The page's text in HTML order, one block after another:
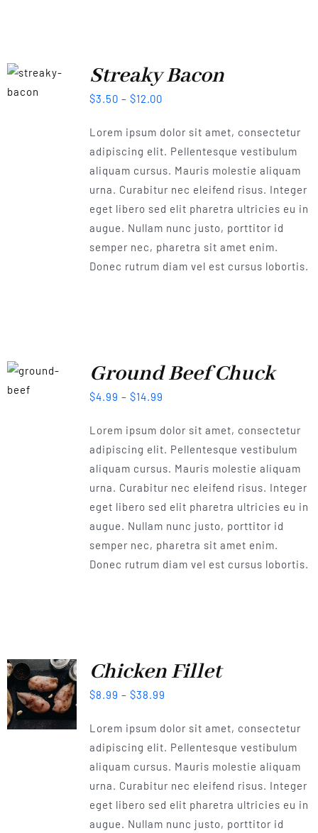
Streaky Bacon
$3.50 – $12.00
Lorem ipsum dolor sit amet, consectetur
adipiscing elit. Pellentesque vestibulum
aliquam cursus. Mauris molestie aliquam
urna. Curabitur nec eleifend risus. Integer
eget libero sed elit pharetra ultricies eu in
augue. Nullam nunc justo, porttitor id
semper nec, pharetra sit amet enim.
Donec rutrum diam vel est cursus lobortis.
Ground Beef Chuck
$4.99 – $14.99
Lorem ipsum dolor sit amet, consectetur
adipiscing elit. Pellentesque vestibulum
aliquam cursus. Mauris molestie aliquam
urna. Curabitur nec eleifend risus. Integer
eget libero sed elit pharetra ultricies eu in
augue. Nullam nunc justo, porttitor id
semper nec, pharetra sit amet enim.
Donec rutrum diam vel est cursus lobortis.
Chicken Fillet
$8.99 – $38.99
Lorem ipsum dolor sit amet, consectetur
adipiscing elit. Pellentesque vestibulum
aliquam cursus. Mauris molestie aliquam
urna. Curabitur nec eleifend risus. Integer
eget libero sed elit pharetra ultricies eu in
augue. Nullam nunc justo, porttitor id